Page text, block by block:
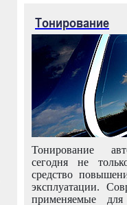
Тонирование
Тонирование
сегодня не
средство
эксплуатации.
применяемые